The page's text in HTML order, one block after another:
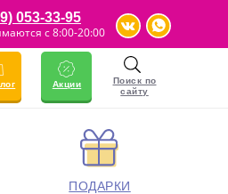
с 8:00-20:00
Акции
Поиск по
сайту
053-33-95
ПОДАРКИ
23 ФЕВРАЛЯ